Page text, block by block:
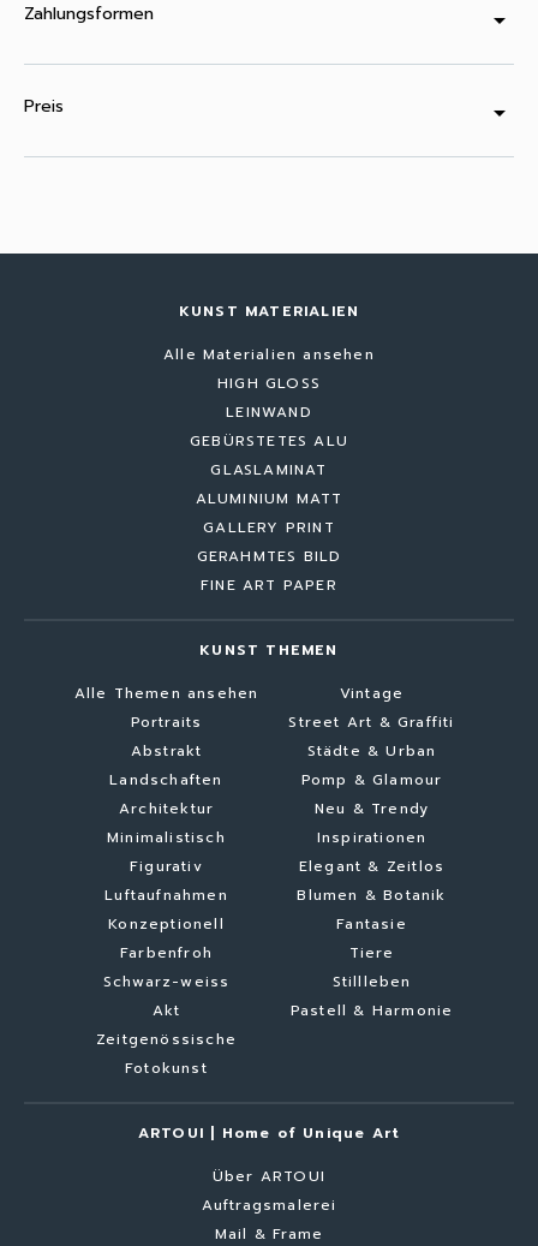
Zahlungsformen arrow_drop_down
Preis arrow_drop_down
KUNST MATERIALIEN
Alle Materialien ansehen
HIGH GLOSS
LEINWAND
GEBÜRSTETES ALU
GLASLAMINAT
ALUMINIUM MATT
GALLERY PRINT
GERAHMTES BILD
FINE ART PAPER
KUNST THEMEN
Alle Themen ansehen
Portraits
Abstrakt
Landschaften
Architektur
Minimalistisch
Figurativ
Luftaufnahmen
Konzeptionell
Farbenfroh
Schwarz-weiss
Akt
Zeitgenössische
Fotokunst
Vintage
Street Art & Graffiti
Städte & Urban
Pomp & Glamour
Neu & Trendy
Inspirationen
Elegant & Zeitlos
Blumen & Botanik
Fantasie
Tiere
Stillleben
Pastell & Harmonie
ARTOUI | Home of Unique Art
Über ARTOUI
Auftragsmalerei
Mail & Frame